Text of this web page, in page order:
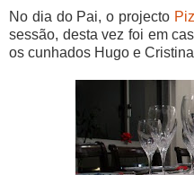
No dia do Pai, o projecto
sessão, desta vez foi em
os cunhados Hugo e